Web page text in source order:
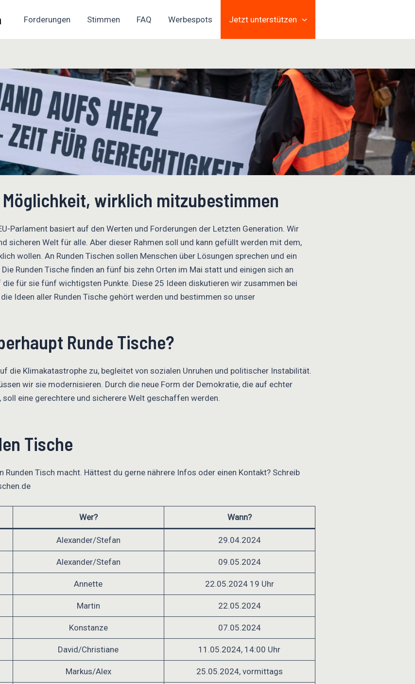
Forderungen Stimmen FAQ Werbespots Jetzt unterstützen
Möglichkeit, wirklich mitzubestimmen
Parlament basiert auf den Werten und Forderungen der Letzten Generation. Wir
sicheren Welt für alle. Aber dieser Rahmen soll und kann gefüllt werden mit dem,
wollen. An Runden Tischen sollen Menschen über Lösungen sprechen und ein
Runden Tische finden an fünf bis zehn Orten im Mai statt und einigen sich an
für sie fünf wichtigsten Punkte. Diese 25 Ideen diskutieren wir zusammen bei
Ideen aller Runden Tische gehört werden und bestimmen so unser
Runde Tische?
die Klimakatastrophe zu, begleitet von sozialen Unruhen und politischer Instabilität.
wir sie modernisieren. Durch die neue Form der Demokratie, die auf echter
eine gerechtere und sicherere Welt geschaffen werden.
Tische
Runden Tisch macht. Hättest du gerne nährere Infos oder einen Kontakt? Schreib
Wer? Wann?
Alexander/Stefan 29.04.2024
Alexander/Stefan 09.05.2024
Annette 22.05.2024 19 Uhr
Martin 22.05.2024
Konstanze 07.05.2024
David/Christiane 11.05.2024, 14:00 Uhr
Markus/Alex 25.05.2024, vormittags